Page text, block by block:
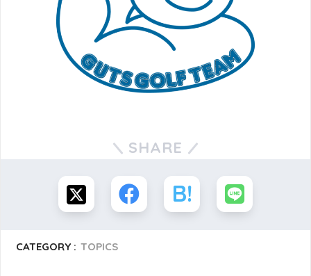
SHARE
CATEGORY : TOPICS